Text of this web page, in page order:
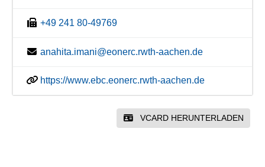
+49 241 80-49769
anahita.imani@eonerc.rwth-aachen.de
https://www.ebc.eonerc.rwth-aachen.de
VCARD HERUNTERLADEN